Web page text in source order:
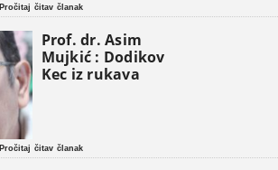
Pročitaj čitav članak
Prof. dr. Asim
Mujkić : Dodikov
Kec iz rukava
Pročitaj čitav članak